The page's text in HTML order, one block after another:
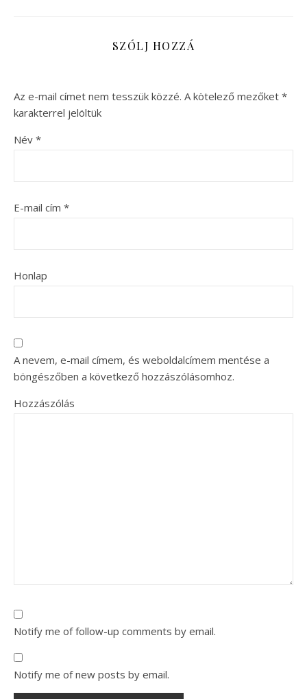
SZÓLJ HOZZÁ
Az e-mail címet nem tesszük közzé. A kötelező mezőket *
karakterrel jelöltük
Név *
E-mail cím *
Honlap
A nevem, e-mail címem, és weboldalcímem mentése a
böngészőben a következő hozzászólásomhoz.
Hozzászólás
Notify me of follow-up comments by email.
Notify me of new posts by email.